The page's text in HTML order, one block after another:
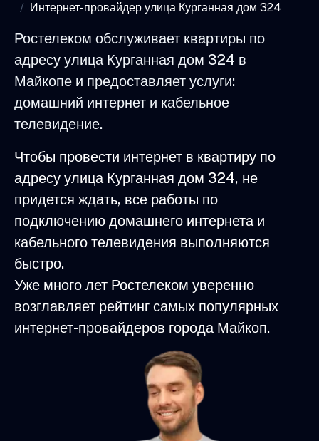
Интернет-провайдер улица Курганная дом 324
Ростелеком обслуживает квартиры по
адресу улица Курганная дом 324 в
Майкопе и предоставляет услуги:
домашний интернет и кабельное
телевидение.
Чтобы провести интернет в квартиру по
адресу улица Курганная дом 324, не
придется ждать, все работы по
подключению домашнего интернета и
кабельного телевидения выполняются
быстро.
Уже много лет Ростелеком уверенно
возглавляет рейтинг самых популярных
интернет-провайдеров города Майкоп.